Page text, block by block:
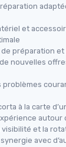
et
préparation
nouvelles
problèmes
à la carte
autour
visibilité et la
avec